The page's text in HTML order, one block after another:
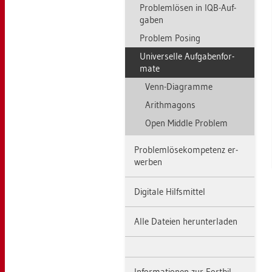
Pro­blem­lö­sen in IQB-Auf­
ga­ben
Pro­blem Po­sing
Uni­ver­sel­le Auf­ga­ben­for­
ma­te
Venn-Dia­gram­me
Arithm­a­gons
Open Midd­le Pro­blem
Pro­blem­lö­se­kom­pe­tenz er­
wer­ben
Di­gi­ta­le Hilfs­mit­tel
Alle Da­tei­en her­un­ter­la­den